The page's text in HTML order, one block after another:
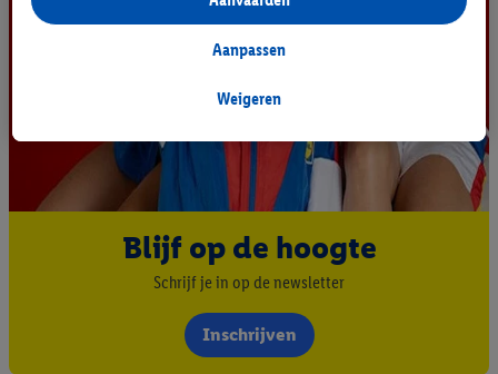
Blijf op de hoogte
Schrijf je in op de newsletter
Inschrijven
deelneemt aan het Lidl Plus-programma, worden voor deze
doeleinden eveneens gegevens over uw koopgedrag in de
Als u hier uw toestemming geeft voor gepersonaliseerde
of inlogt op uw bestaande Lidl Plus-account, kunnen wij en
onze partner Criteo S.A. eveneens een speciale online
identificatiecode aanmaken op basis van het e-mailadres dat u
daarbij opgeeft, om u te herkennen bij diensten van derden en
om u gepersonaliseerde advertenties te tonen. Voor dit
doeleinde kan uw gehashte e-mailadres ook samengevoegd
worden met andere identificatiegegevens of
identificatiegegevens waarover Criteo SA beschikt en die aan u
Weigeren
Aanpassen